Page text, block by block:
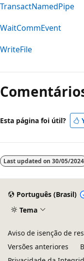
TransactNamedPipe
WaitCommEvent
WriteFile
Esta página foi útil?
Last updated on 30/05/2024
Português (Brasil)
Tema
Aviso de isenção de
Versões anteriores